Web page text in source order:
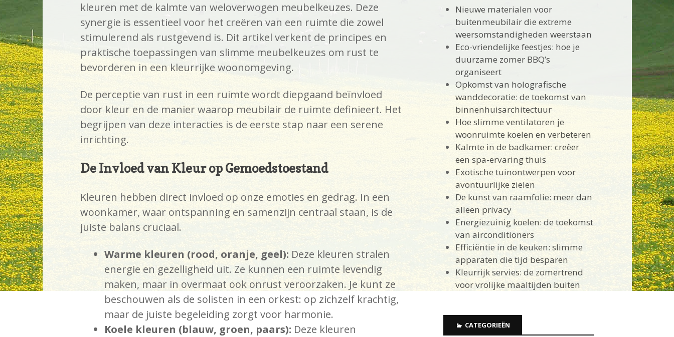
kleuren met de kalmte van weloverwogen meubelkeuzes. Deze
synergie is essentieel voor het creëren van een ruimte die zowel
stimulerend als rustgevend is. Dit artikel verkent de principes en
praktische toepassingen van slimme meubelkeuzes om rust te
bevorderen in een kleurrijke woonomgeving.
De perceptie van rust in een ruimte wordt diepgaand beïnvloed
door kleur en de manier waarop meubilair de ruimte definieert. Het
begrijpen van deze interacties is de eerste stap naar een serene
inrichting.
De Invloed van Kleur op Gemoedstoestand
Kleuren hebben direct invloed op onze emoties en gedrag. In een
woonkamer, waar ontspanning en samenzijn centraal staan, is de
juiste balans cruciaal.
Warme kleuren (rood, oranje, geel): Deze kleuren stralen
energie en gezelligheid uit. Ze kunnen een ruimte levendig
maken, maar in overmaat ook onrust veroorzaken. Je kunt ze
beschouwen als de solisten in een orkest: op zichzelf krachtig,
maar de juiste begeleiding zorgt voor harmonie.
Koele kleuren (blauw, groen, paars): Deze kleuren
Nieuwe materialen voor
buitenmeubilair die extreme
weersomstandigheden weerstaan
Eco-vriendelijke feestjes: hoe je
duurzame zomer BBQ’s
organiseert
Opkomst van holografische
wanddecoratie: de toekomst van
binnenhuisarchitectuur
Hoe slimme ventilatoren je
woonruimte koelen en verbeteren
Kalmte in de badkamer: creëer
een spa-ervaring thuis
Exotische tuinontwerpen voor
avontuurlijke zielen
De kunst van raamfolie: meer dan
alleen privacy
Energiezuinig koelen: de toekomst
van airconditioners
Efficiëntie in de keuken: slimme
apparaten die tijd besparen
Kleurrijk servies: de zomertrend
voor vrolijke maaltijden buiten
CATEGORIEËN